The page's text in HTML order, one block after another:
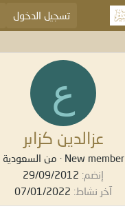
تسجيل الدخول
ع
عزالدين كزابر
New member
· من السعودية
إنضم 29/09/2012
آخر نشاط 07/01/2022